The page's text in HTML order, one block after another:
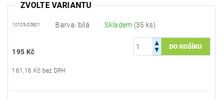
ZVOLTE VARIANTU
10105-00801 Barva: bílá Skladem (35 ks)
195 Kč
161,16 Kč bez DPH